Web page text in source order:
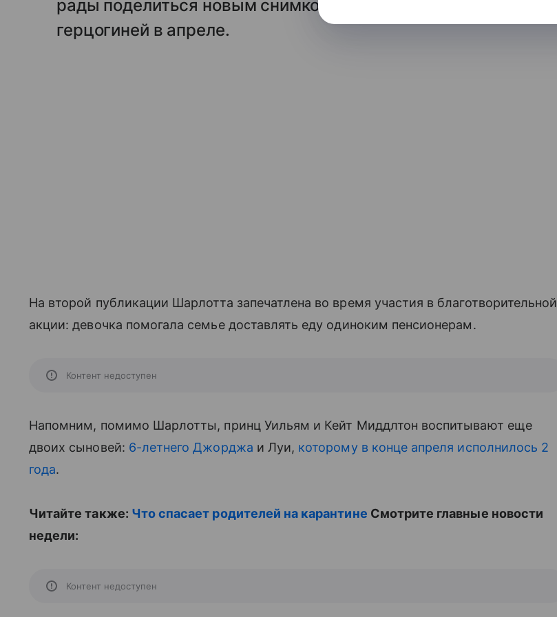
рады поделиться новым снимком Шарлотты, сделанным
герцогиней в апреле.
На второй публикации Шарлотта запечатлена во время участия в благотворительной
акции: девочка помогала семье доставлять еду одиноким пенсионерам.
Контент недоступен
Напомним, помимо Шарлотты, принц Уильям и Кейт Миддлтон воспитывают еще
двоих сыновей: 6-летнего Джорджа и Луи, которому в конце апреля исполнилось 2
года.
Читайте также: Что спасает родителей на карантине Смотрите главные новости
недели:
Контент недоступен